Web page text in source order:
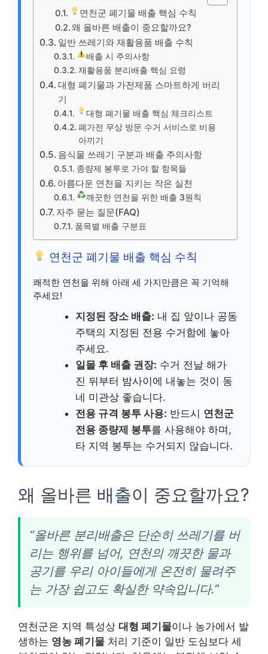
연천군 폐기물 배출 핵심 수칙
왜 올바른 배출이 중요할까요?
일반 쓰레기와 재활용품 배출 수칙
배출 시 주의사항
재활용품 분리배출 핵심 요령
대형 폐기물과 가전제품 스마트하게 버리
기
대형 폐기물 배출 핵심 체크리스트
폐가전 무상 방문 수거 서비스로 비용
아끼기
음식물 쓰레기 구분과 배출 주의사항
종량제 봉투로 가야 할 항목들
아름다운 연천을 지키는 작은 실천
깨끗한 연천을 위한 배출 3원칙
자주 묻는 질문(FAQ)
품목별 배출 구분표
연천군 폐기물 배출 핵심 수칙
쾌적한 연천을 위해 아래 세 가지만큼은 꼭 기억해
주세요!
지정된 장소 배출: 내 집 앞이나 공동
주택의 지정된 전용 수거함에 놓아
주세요.
일몰 후 배출 권장: 수거 전날 해가
진 뒤부터 밤사이에 내놓는 것이 동
네 미관상 좋습니다.
전용 규격 봉투 사용: 반드시 연천군
전용 종량제 봉투를 사용해야 하며,
타 지역 봉투는 수거되지 않습니다.
왜 올바른 배출이 중요할까요?
“올바른 분리배출은 단순히 쓰레기를 버
리는 행위를 넘어, 연천의 깨끗한 물과
공기를 우리 아이들에게 온전히 물려주
는 가장 쉽고도 확실한 약속입니다.”
연천군은 지역 특성상 대형 폐기물이나 농가에서 발
생하는 영농 폐기물 처리 기준이 일반 도심보다 세